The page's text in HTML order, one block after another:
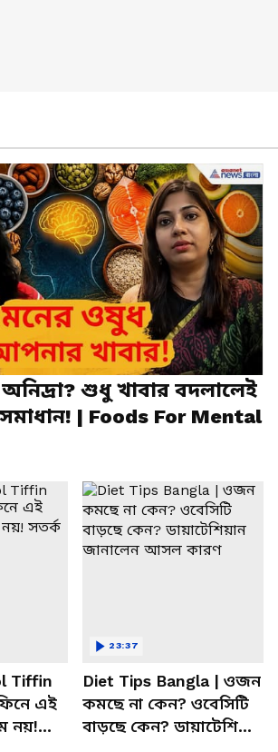
অনিদ্রা? শুধু খাবার বদলালেই
| Foods For Mental
Tiffin
এই
নয়!
Diet Tips Bangla | ওজন
কমছে না কেন? ওবেসিটি
বাড়ছে কেন? ডায়াটেশিয়ান
23:37